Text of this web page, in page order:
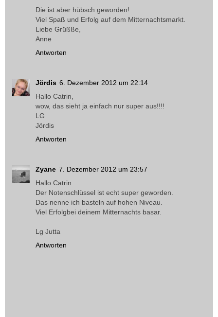
Die ist aber hübsch geworden!
Viel Spaß und Erfolg auf dem Mitternachtsmarkt.
Liebe Grüßße,
Anne
Antworten
Jördis 6. Dezember 2012 um 22:14
Hallo Catrin,
wow, das sieht ja einfach nur super aus!!!!
LG
Jördis
Antworten
Zyane 7. Dezember 2012 um 23:57
Hallo Catrin
Der Notenschlüssel ist echt super geworden.
Das nenne ich basteln auf hohen Niveau.
Viel Erfolgbei deinem Mitternachts basar.
Lg Jutta
Antworten